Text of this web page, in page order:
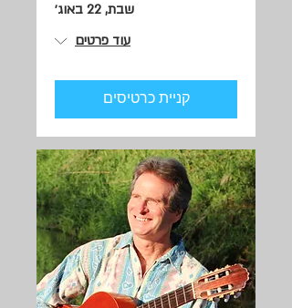
שבת, 22 באוג׳
עוד פרטים
קניית כרטיסים